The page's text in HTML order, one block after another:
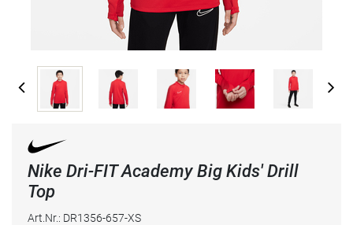
Nike Dri-FIT Academy Big Kids' Drill
Top
Art.Nr.: DR1356-657-XS